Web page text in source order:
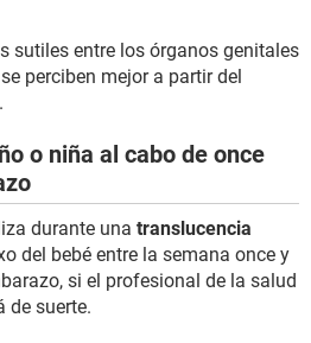
sutiles entre los órganos genitales
perciben mejor a partir del
o niña al cabo de once
durante una translucencia
del bebé entre la semana once y
si el profesional de la salud
de suerte.